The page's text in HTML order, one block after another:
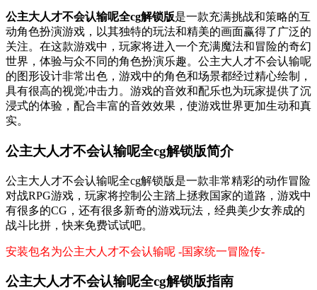
公主大人才不会认输呢全cg解锁版是一款充满挑战和策略的互
动角色扮演游戏，以其独特的玩法和精美的画面赢得了广泛的
关注。在这款游戏中，玩家将进入一个充满魔法和冒险的奇幻
世界，体验与众不同的角色扮演乐趣。公主大人才不会认输呢
的图形设计非常出色，游戏中的角色和场景都经过精心绘制，
具有很高的视觉冲击力。游戏的音效和配乐也为玩家提供了沉
浸式的体验，配合丰富的音效效果，使游戏世界更加生动和真
实。
公主大人才不会认输呢全cg解锁版简介
公主大人才不会认输呢全cg解锁版是一款非常精彩的动作冒险
对战RPG游戏，玩家将控制公主踏上拯救国家的道路，游戏中
有很多的CG，还有很多新奇的游戏玩法，经典美少女养成的
战斗比拼，快来免费试试吧。
安装包名为公主大人才不会认输呢 -国家统一冒险传-
公主大人才不会认输呢全cg解锁版指南